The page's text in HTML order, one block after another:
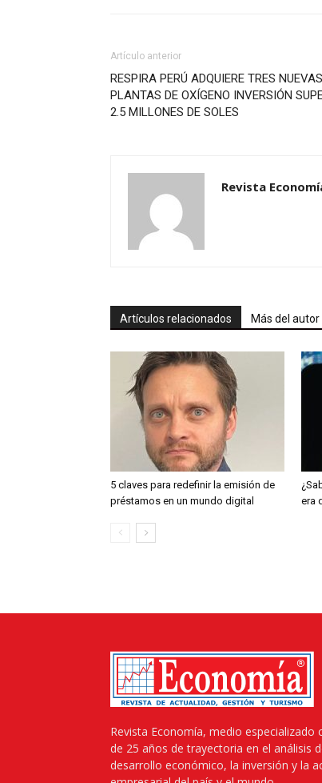
Artículo anterior
RESPIRA PERÚ ADQUIERE TRES NUEVAS
PLANTAS DE OXÍGENO INVERSIÓN
2.5 MILLONES DE SOLES
Revista
Artículos relacionados Más del autor
5 claves para redefinir la emisión de
préstamos en un mundo digital
era
Revista Economía, medio especializado
de 25 años de trayectoria en el análisis
desarrollo económico, la inversión y la